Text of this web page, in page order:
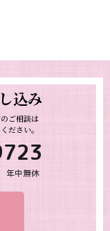
込み
ご相談は
ださい。
年中無休